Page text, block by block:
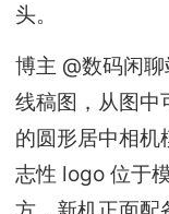
头。
博主 @数码闲
线稿图，从图中
的圆形居中相机
志性 logo 位于